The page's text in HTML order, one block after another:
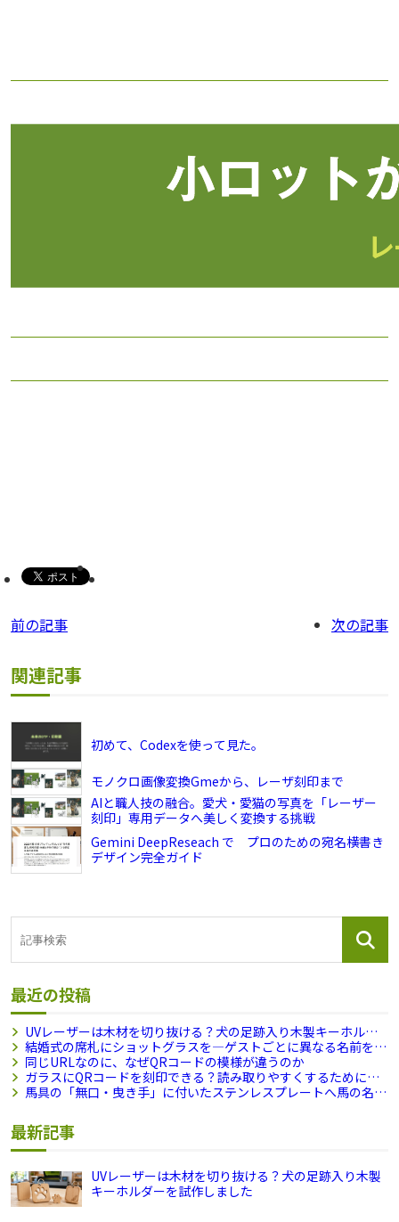
前の記事 次の記事
関連記事
初めて、Codexを使って見た。
モノクロ画像変換Gmeから、レーザ刻印まで
AIと職人技の融合。愛犬・愛猫の写真を「レーザー
刻印」専用データへ美しく変換する挑戦
Gemini DeepReseach で プロのための宛名横書き
デザイン完全ガイド
最近の投稿
UVレーザーは木材を切り抜ける？犬の足跡入り木製キーホル
ダーを試作しました
結婚式の席札にショットグラスを―ゲストごとに異なる名前を刻
印できますか？
同じURLなのに、なぜQRコードの模様が違うのか
ガラスにQRコードを刻印できる？読み取りやすくするために試
したこと
馬具の「無口・曳き手」に付いたステンレスプレートへ馬の名前
最新記事
UVレーザーは木材を切り抜ける？犬の足跡入り木製
キーホルダーを試作しました